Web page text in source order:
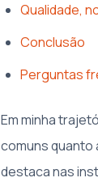
Qualidade,
Conclusão
Perguntas
Em minha
comuns quanto
destaca nas